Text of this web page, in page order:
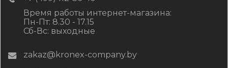
Время работы интернет-магазина:
Пн-Пт: 8.30 - 17.15
Сб-Вс: выходные
zakaz@kronex-company.by